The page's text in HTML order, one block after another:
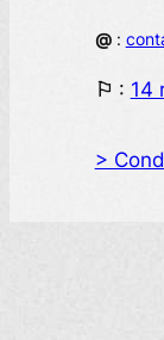
@:
⚐ : 14
>